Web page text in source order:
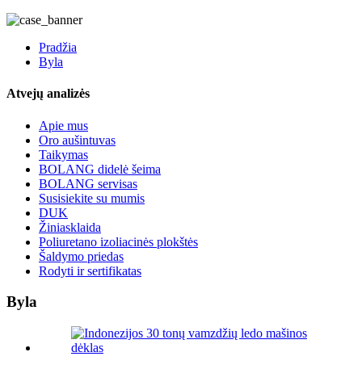
Pradžia
Byla
Atvejų analizės
Apie mus
Oro aušintuvas
Taikymas
BOLANG didelė šeima
BOLANG servisas
Susisiekite su mumis
DUK
Žiniasklaida
Poliuretano izoliacinės plokštės
Šaldymo priedas
Rodyti ir sertifikatas
Byla